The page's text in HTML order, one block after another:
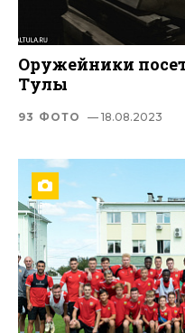
Оружейники
Тулы
93 ФОТО — 18.08.2023